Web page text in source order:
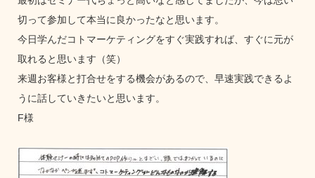
切って参加して本当に良かったなと思います。
今日学んだコトマーケティングをすぐ実践すれば、すぐに元が
取れると思います（笑）
来週お客様と打合せをする機会があるので、早速実践できるよ
うに話していきたいと思います。
F様